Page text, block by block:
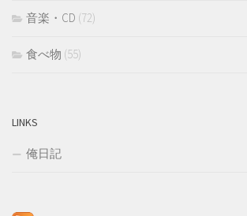
音楽・CD (72)
食べ物 (55)
LINKS
俺日記